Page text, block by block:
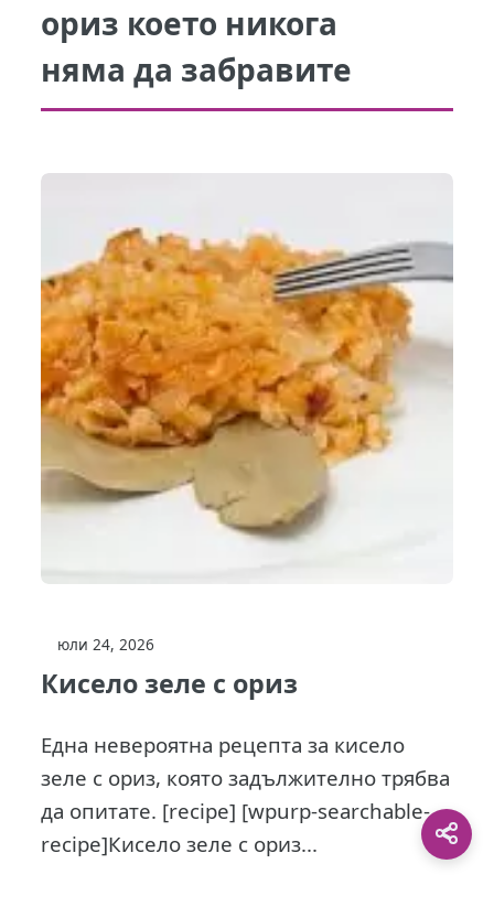
ориз което никога
няма да забравите
юли 24, 2026
Кисело зеле с ориз
Една невероятна рецепта за кисело
зеле с ориз, която задължително трябва
да опитате. [recipe] [wpurp-searchable-
recipe]Кисело зеле с ориз...